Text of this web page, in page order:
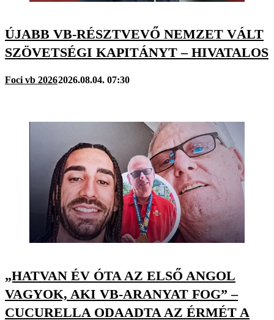
ÚJABB VB-RÉSZTVEVŐ NEMZET VÁLT
SZÖVETSÉGI KAPITÁNYT – HIVATALOS
Foci vb 20262026.08.04. 07:30
„HATVAN ÉV ÓTA AZ ELSŐ ANGOL
VAGYOK, AKI VB-ARANYAT FOG” –
CUCURELLA ODAADTA AZ ÉRMÉT A